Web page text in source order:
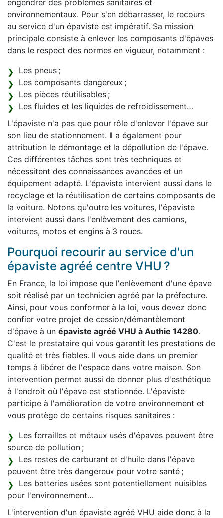
engendrer des problèmes sanitaires et
environnementaux. Pour s'en débarrasser, le recours
au service d'un épaviste est impératif. Sa mission
principale consiste à enlever les composants d'épaves
dans le respect des normes en vigueur, notamment :
Les pneus ;
Les composants dangereux ;
Les pièces réutilisables ;
Les fluides et les liquides de refroidissement…
L'épaviste n'a pas que pour rôle d'enlever l'épave sur
son lieu de stationnement. Il a également pour
attribution le démontage et la dépollution de l'épave.
Ces différentes tâches sont très techniques et
nécessitent des connaissances avancées et un
équipement adapté. L'épaviste intervient aussi dans le
recyclage et la réutilisation de certains composants de
la voiture. Notons qu'outre les voitures, l'épaviste
intervient aussi dans l'enlèvement des camions,
voitures, motos et engins à 3 roues.
Pourquoi recourir au service d'un
épaviste agréé centre VHU ?
En France, la loi impose que l'enlèvement d'une épave
soit réalisé par un technicien agréé par la préfecture.
Ainsi, pour vous conformer à la loi, vous devez donc
confier votre projet de cession/démantèlement
d'épave à un épaviste agréé VHU à Authie 14280.
C'est le prestataire qui vous garantit les prestations de
qualité et très fiables. Il vous aide dans un premier
temps à libérer de l'espace dans votre maison. Son
intervention permet aussi de donner plus d'esthétique
à l'endroit où l'épave est stationnée. L'épaviste
participe à l'amélioration de votre environnement et
vous protège de certains risques sanitaires :
Les ferrailles et métaux usés d'épaves peuvent être
source de pollution ;
Les restes de carburant et d'huile dans l'épave
peuvent être très dangereux pour votre santé ;
Les batteries usées sont potentiellement nuisibles
pour l'environnement…
L'intervention d'un épaviste agréé VHU aide donc à la